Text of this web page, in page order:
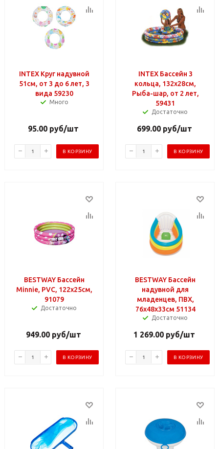
INTEX Круг надувной
51см, от 3 до 6 лет, 3
вида 59230
Много
95.00 руб/шт
В КОРЗИНУ
INTEX Бассейн 3
кольца, 132x28см,
Рыба-шар, от 2 лет,
59431
Достаточно
699.00руб/шт
В КОРЗИНУ
BESTWAY Бассейн
Minnie, PVC, 122x25см,
91079
Достаточно
949.00руб/шт
В КОРЗИНУ
BESTWAY Бассейн
надувной для
младенцев, ПВХ,
76х48х33см 51134
Достаточно
1 269.00 руб/шт
В КОРЗИНУ